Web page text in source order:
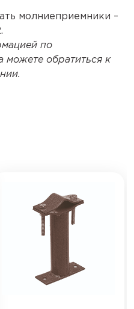
молниеприемники –
.
по
можете обратиться к